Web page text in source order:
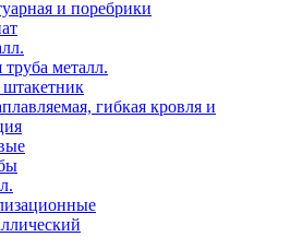
и поребрики
металл.
гибкая кровля и